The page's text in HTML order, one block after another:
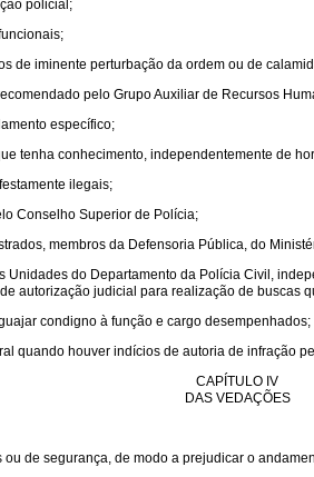
policial;
de iminente perturbação da ordem ou de
pelo Grupo Auxiliar de Recursos
específico;
tenha conhecimento, independentemente de
ilegais;
Conselho Superior de Polícia;
membros da Defensoria Pública, do
do Departamento da Polícia Civil,
autorização judicial para realização de buscas
condigno à função e cargo desempenhados;
quando houver indícios de autoria de infração
CAPÍTULO IV
DAS VEDAÇÕES
de segurança, de modo a prejudicar o